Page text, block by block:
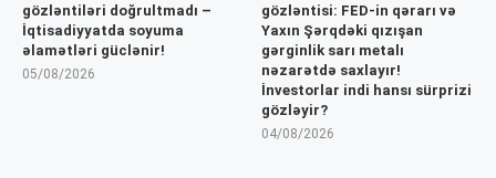
gözləntiləri doğrultmadı –
İqtisadiyyatda soyuma
əlamətləri güclənir!
05/08/2026
gözləntisi: FED-in qərarı və
Yaxın Şərqdəki qızışan
gərginlik sarı metalı
nəzarətdə saxlayır!
İnvestorlar indi hansı sürprizi
gözləyir?
04/08/2026